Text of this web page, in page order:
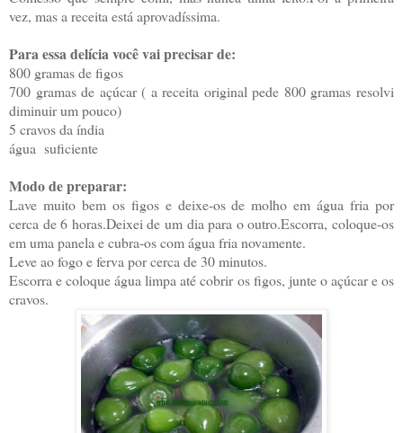
vez, mas a receita está aprovadíssima.
Para essa delícia você vai precisar de:
800 gramas de figos
700 gramas de açúcar ( a receita original pede 800 gramas resolvi
diminuir um pouco)
5 cravos da índia
água suficiente
Modo de preparar:
Lave muito bem os figos e deixe-os de molho em água fria por
cerca de 6 horas.Deixei de um dia para o outro.Escorra, coloque-os
em uma panela e cubra-os com água fria novamente.
Leve ao fogo e ferva por cerca de 30 minutos.
Escorra e coloque água limpa até cobrir os figos, junte o açúcar e os
cravos.